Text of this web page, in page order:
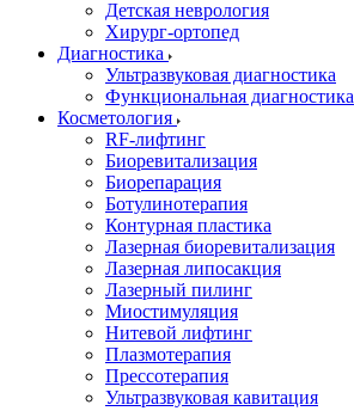
Детская неврология
Хирург-ортопед
Диагностика
Ультразвуковая диагностика
Функциональная диагностика
Косметология
RF-лифтинг
Биоревитализация
Биорепарация
Ботулинотерапия
Контурная пластика
Лазерная биоревитализация
Лазерная липосакция
Лазерный пилинг
Миостимуляция
Нитевой лифтинг
Плазмотерапия
Прессотерапия
Ультразвуковая кавитация